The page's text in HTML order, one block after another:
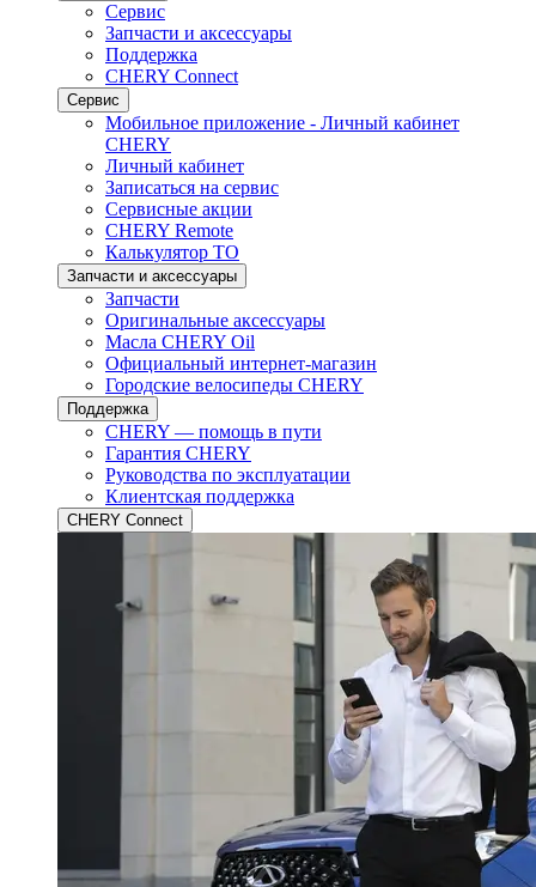
Сервис
Запчасти и аксессуары
Поддержка
CHERY Connect
Сервис
Мобильное приложение - Личный кабинет
CHERY
Личный кабинет
Записаться на сервис
Сервисные акции
CHERY Remote
Калькулятор ТО
Запчасти и аксессуары
Запчасти
Оригинальные аксессуары
Масла CHERY Oil
Официальный интернет-магазин
Городские велосипеды CHERY
Поддержка
CHERY — помощь в пути
Гарантия CHERY
Руководства по эксплуатации
Клиентская поддержка
CHERY Connect